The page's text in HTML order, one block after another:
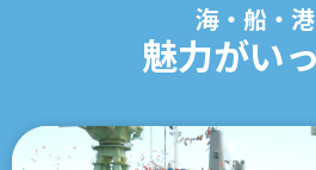
海・船・
魅力がい